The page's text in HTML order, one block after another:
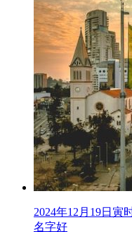
2024年12月19日寅
名字好